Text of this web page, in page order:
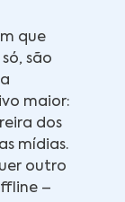
que
são
maior:
dos
mídias.
outro
–